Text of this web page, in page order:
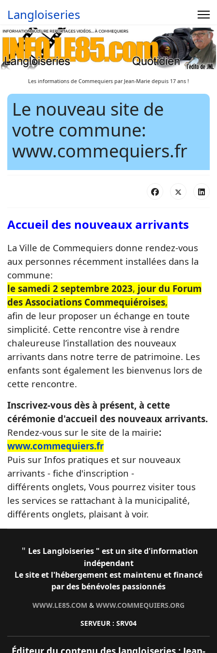
Langloiseries
Les informations de Commequiers par Jean-Marie depuis 17 ans !
Le nouveau site de
votre commune:
www.commequiers.fr
Accueil des nouveaux arrivants
La Ville de Commequiers donne rendez-vous
aux personnes récemment installées dans la
commune:
le samedi 2 septembre 2023, jour du Forum
des Associations Commequiéroises,
afin de leur proposer un échange en toute
simplicité. Cette rencontre vise à rendre
chaleureuse l’installation des nouveaux
arrivants dans notre terre de patrimoine. Les
enfants sont également les bienvenus lors de
cette rencontre.
Inscrivez-vous dès à présent, à cette
cérémonie d'accueil des nouveaux arrivants.
Rendez-vous sur le site de la mairie:
www.commequiers.fr
Puis sur Infos pratiques et sur nouveaux
arrivants - fiche d'inscription -
différents onglets, Vous pourrez visiter tous
les services se rattachant à la municipalité,
différents onglets, plaisant à voir.
" Les Langloiseries " est un site d'information
indépendant
Le site et l'hébergement est maintenu et financé
par des bénévoles passionnés
WWW.LE85.COM & WWW.COMMEQUIERS.ORG
SERVEUR : SRV04